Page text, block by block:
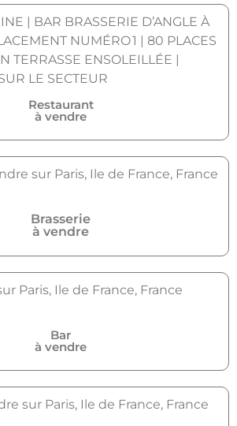
Restaurant
à vendre
Brasserie
à vendre
Bar
à vendre